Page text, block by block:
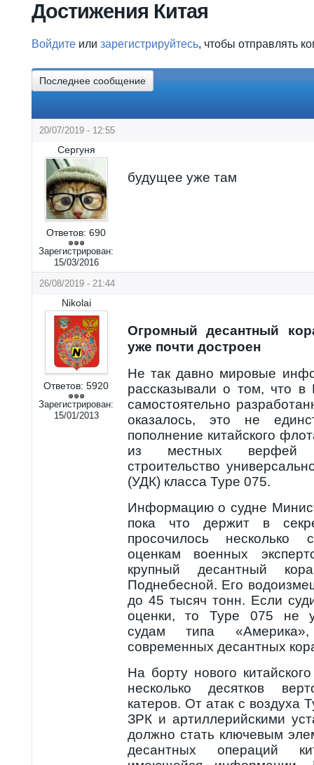
Достижения Китая
Войдите или зарегистрируйтесь, чтобы отправлять
Последнее сообщение
20/07/2019 - 12:55
Сергуня
Ответов: 690
Зарегистрирован:
15/03/2016
будущее уже там
26/08/2019 - 21:44
Nikolai
Ответов: 5920
Зарегистрирован:
15/01/2013
Огромный десантный
уже почти достроен
Не так давно мировые
рассказывали о том, что
самостоятельно
оказалось, это не
пополнение китайского
из местных верфей
строительство
(УДК) класса Type 075.
Информацию о судне
пока что держит в
просочилось несколько
оценкам военных
крупный десантный
Поднебесной. Его
до 45 тысяч тонн. Если
оценки, то Type 075 не
судам типа
современных десантных
На борту нового
несколько десятков
катеров. От атак с воздуха
ЗРК и артиллерийскими
должно стать ключевым
десантных операций